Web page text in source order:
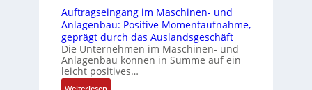
s
i
c
h
f
l
e
i
e
n
4
G
Z
e
r
t
i
u
c
k
a
u
s
Auftragseingang im Maschinen- und
Anlagenbau: Positive Momentaufnahme,
geprägt durch das Auslandsgeschäft
Die Unternehmen im Maschinen- und
Anlagenbau können in Summe auf ein
leicht positives…
: